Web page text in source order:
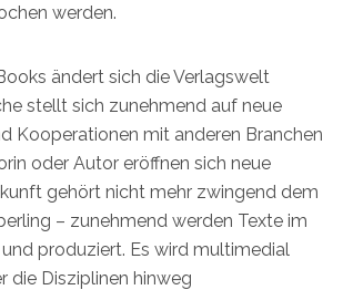
werden.
ändert sich die Verlagswelt
stellt sich zunehmend auf neue
Kooperationen mit anderen Branchen
oder Autor eröffnen sich neue
gehört nicht mehr zwingend dem
– zunehmend werden Texte im
produziert. Es wird multimedial
die Disziplinen hinweg